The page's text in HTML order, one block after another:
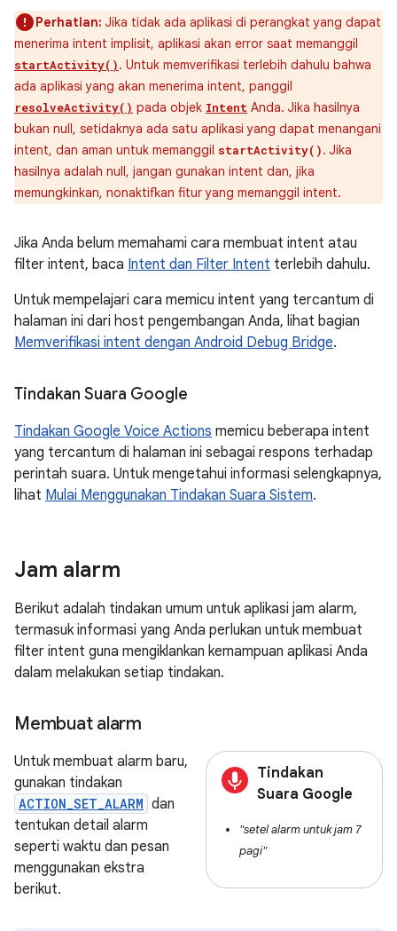
Perhatian: Jika tidak ada aplikasi di perangkat yang dapat
menerima intent implisit, aplikasi akan error saat memanggil
startActivity(). Untuk memverifikasi terlebih dahulu bahwa
ada aplikasi yang akan menerima intent, panggil
resolveActivity() pada objek Intent Anda. Jika hasilnya
bukan null, setidaknya ada satu aplikasi yang dapat menangani
intent, dan aman untuk memanggil startActivity(). Jika
hasilnya adalah null, jangan gunakan intent dan, jika
memungkinkan, nonaktifkan fitur yang memanggil intent.
Jika Anda belum memahami cara membuat intent atau
filter intent, baca Intent dan Filter Intent terlebih dahulu.
Untuk mempelajari cara memicu intent yang tercantum di
halaman ini dari host pengembangan Anda, lihat bagian
Memverifikasi intent dengan Android Debug Bridge.
Tindakan Suara Google
Tindakan Google Voice Actions memicu beberapa intent
yang tercantum di halaman ini sebagai respons terhadap
perintah suara. Untuk mengetahui informasi selengkapnya,
lihat Mulai Menggunakan Tindakan Suara Sistem.
Jam alarm
Berikut adalah tindakan umum untuk aplikasi jam alarm,
termasuk informasi yang Anda perlukan untuk membuat
filter intent guna mengiklankan kemampuan aplikasi Anda
dalam melakukan setiap tindakan.
Membuat alarm
Tindakan
Suara Google
"setel alarm untuk jam 7
pagi"
Untuk membuat alarm baru,
gunakan tindakan
ACTION_SET_ALARM dan
tentukan detail alarm
seperti waktu dan pesan
menggunakan ekstra
berikut.